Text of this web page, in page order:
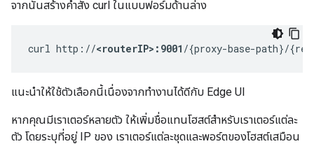
จากนั้นสร้างคำสั่ง curl ในแบบฟอร์มด้านล่าง
curl http://<routerIP>:9001 /{proxy-base-path}/
แนะนำให้ใช้ตัวเลือกนี้เนื่องจากทำงานได้ดีกับ Edge UI
หากคุณมีเราเตอร์หลายตัว ให้เพิ่มชื่อแทนโฮสต์สำหรับเราเตอร์แต่ละ
ตัว โดยระบุที่อยู่ IP ของ เราเตอร์แต่ละชุดและพอร์ตของโฮสต์เสมือน